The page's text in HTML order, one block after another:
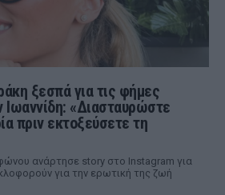
ξεσπά για τις φήμες
Ιωαννίδη: «Διασταυρώστε
πριν εκτοξεύσετε τη
ανάρτησε story στο Instagram για
για την ερωτική της ζωή